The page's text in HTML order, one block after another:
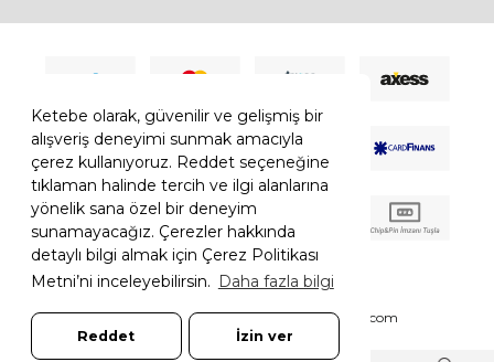
Ketebe olarak, güvenilir ve gelişmiş bir
alışveriş deneyimi sunmak amacıyla
çerez kullanıyoruz. Reddet seçeneğine
tıklaman halinde tercih ve ilgi alanlarına
yönelik sana özel bir deneyim
sunamayacağız. Çerezler hakkında
detaylı bilgi almak için Çerez Politikası
Metni’ni inceleyebilirsin. Daha fazla bilgi
Reddet İzin ver
© 2026 Ketebe Tüm Hakkı Saklıdır. Ketebe.com
7308052261181544